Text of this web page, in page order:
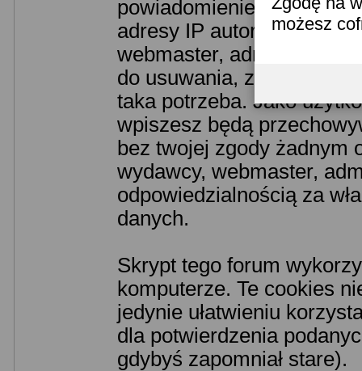
możesz
powiadomieniem
adresy IP autorów.
webmaster, administrator
do usuwania, zmiany lub
taka potrzeba. Jako
wpiszesz będą
bez twojej zgody żadnym
wydawcy, webmaster,
odpowiedzialnością za
danych.
Skrypt tego forum
komputerze. Te cookies
jedynie ułatwieniu
dla potwierdzenia
gdybyś zapomniał stare).